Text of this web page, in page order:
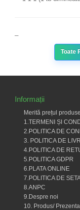
Toate
Informații
Merită prețul
1.TERMENI ȘI
2.POLITICA DE
3. POLITICA DE
4.POLITICA DE
5.POLITICA GDPR
6.PLATA ONLINE
7.POLITICA DE
8.ANPC
9.Despre noi
10. Produs/